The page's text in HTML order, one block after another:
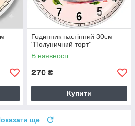
Годинник настінний 30см
"Полуничний торт"
В наявності
270 ₴
Купити
ще